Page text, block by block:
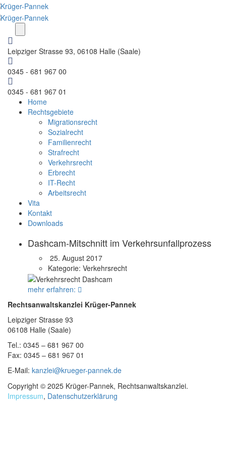
Leipziger Strasse 93, 06108 Halle (Saale)
0345 - 681 967 00
0345 - 681 967 01
Home
Rechtsgebiete
Migrationsrecht
Sozialrecht
Familienrecht
Strafrecht
Verkehrsrecht
Erbrecht
IT-Recht
Arbeitsrecht
Vita
Kontakt
Downloads
Dashcam-Mitschnitt im Verkehrsunfallprozess
25. August 2017
Kategorie: Verkehrsrecht
mehr erfahren:
Rechtsanwaltskanzlei Krüger-Pannek
Leipziger Strasse 93
06108 Halle (Saale)
Tel.: 0345 – 681 967 00
Fax: 0345 – 681 967 01
E-Mail: kanzlei@krueger-pannek.de
Copyright © 2025 Krüger-Pannek, Rechtsanwaltskanzlei.
Impressum, Datenschutzerklärung